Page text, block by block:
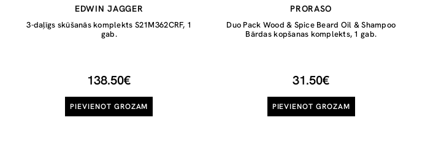
EDWIN JAGGER
3-daļīgs skūšanās komplekts S21M362CRF, 1
gab.
138.50€
PIEVIENOT GROZAM
PRORASO
Duo Pack Wood & Spice Beard Oil & Shampoo
Bārdas kopšanas komplekts, 1 gab.
31.50€
PIEVIENOT GROZAM